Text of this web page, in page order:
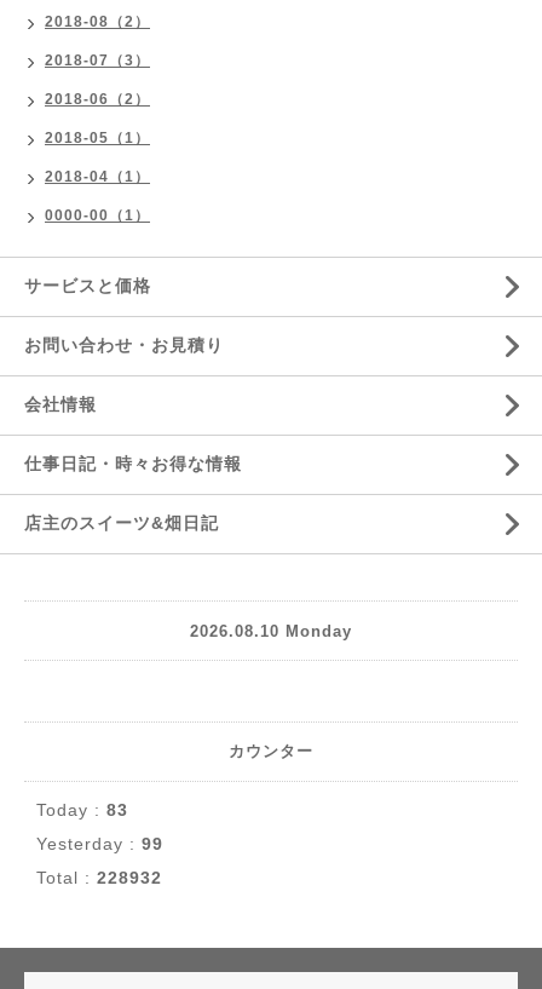
2018-08（2）
2018-07（3）
2018-06（2）
2018-05（1）
2018-04（1）
0000-00（1）
サービスと価格
お問い合わせ・お見積り
会社情報
仕事日記・時々お得な情報
店主のスイーツ&畑日記
2026.08.10 Monday
カウンター
Today : 83
Yesterday : 99
Total : 228932